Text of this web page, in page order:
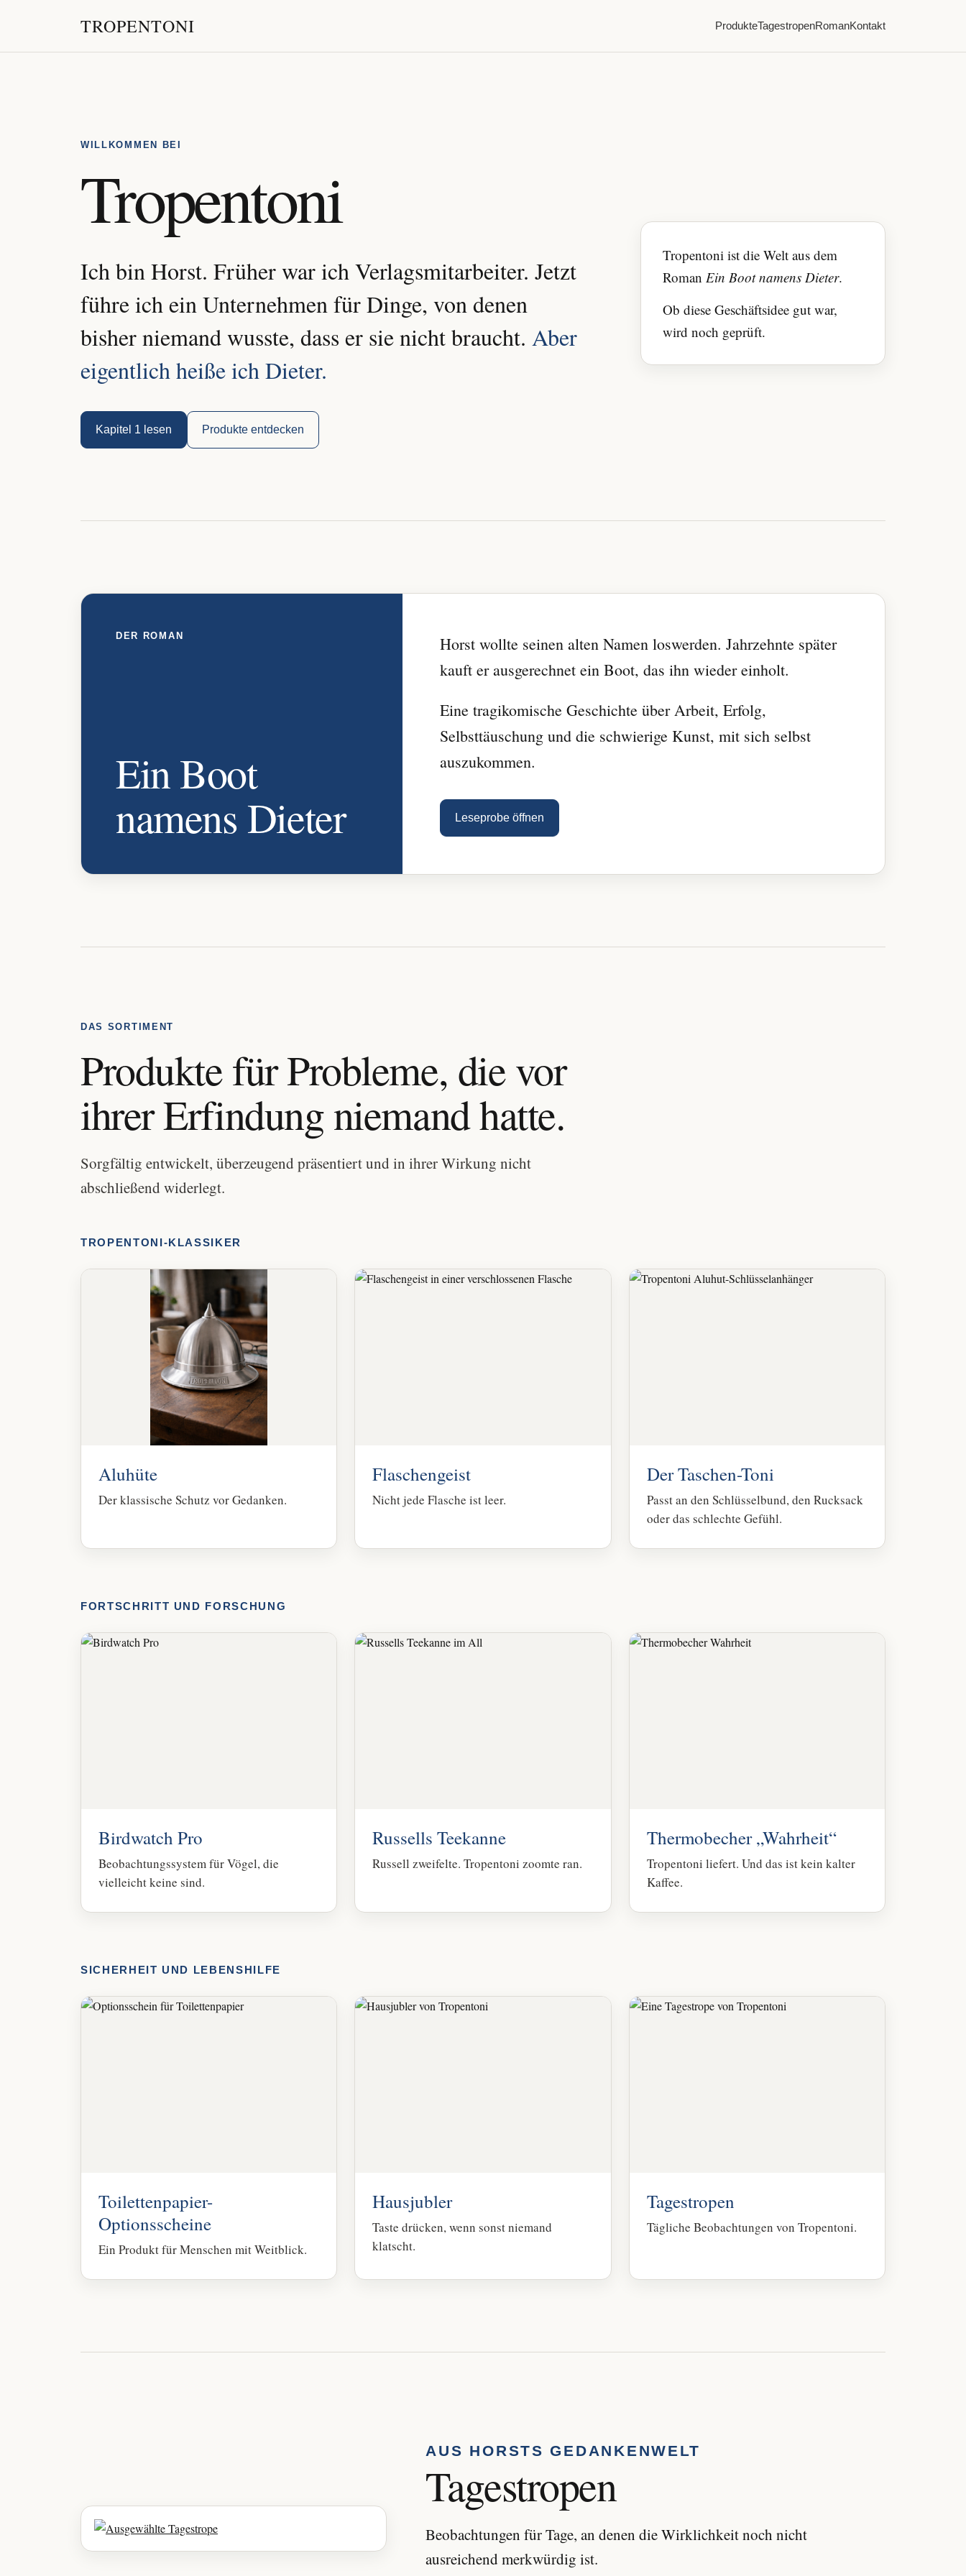
TROPENTONI ProdukteTagestropenRomanKontakt
WILLKOMMEN BEI
Tropentoni
Ich bin Horst. Früher war ich Verlagsmitarbeiter. Jetzt
führe ich ein Unternehmen für Dinge, von denen
bisher niemand wusste, dass er sie nicht braucht. Aber
eigentlich heiße ich Dieter.
Kapitel 1 lesen Produkte entdecken
Tropentoni ist die Welt aus dem
Roman Ein Boot namens Dieter.
Ob diese Geschäftsidee gut war,
wird noch geprüft.
DER ROMAN
Ein Boot
namens Dieter
Horst wollte seinen alten Namen loswerden. Jahrzehnte später
kauft er ausgerechnet ein Boot, das ihn wieder einholt.
Eine tragikomische Geschichte über Arbeit, Erfolg,
Selbsttäuschung und die schwierige Kunst, mit sich selbst
auszukommen.
Leseprobe öffnen
DAS SORTIMENT
Produkte für Probleme, die vor
ihrer Erfindung niemand hatte.
Sorgfältig entwickelt, überzeugend präsentiert und in ihrer Wirkung nicht
abschließend widerlegt.
TROPENTONI-KLASSIKER
Aluhüte
Der klassische Schutz vor Gedanken.
Flaschengeist
Nicht jede Flasche ist leer.
Der Taschen-Toni
Passt an den Schlüsselbund, den Rucksack
oder das schlechte Gefühl.
FORTSCHRITT UND FORSCHUNG
Birdwatch Pro
Beobachtungssystem für Vögel, die
vielleicht keine sind.
Russells Teekanne
Russell zweifelte. Tropentoni zoomte ran.
Thermobecher „Wahrheit“
Tropentoni liefert. Und das ist kein kalter
Kaffee.
SICHERHEIT UND LEBENSHILFE
Toilettenpapier-
Optionsscheine
Ein Produkt für Menschen mit Weitblick.
Hausjubler
Taste drücken, wenn sonst niemand
klatscht.
Tagestropen
Tägliche Beobachtungen von Tropentoni.
AUS HORSTS GEDANKENWELT
Tagestropen
Beobachtungen für Tage, an denen die Wirklichkeit noch nicht
ausreichend merkwürdig ist.